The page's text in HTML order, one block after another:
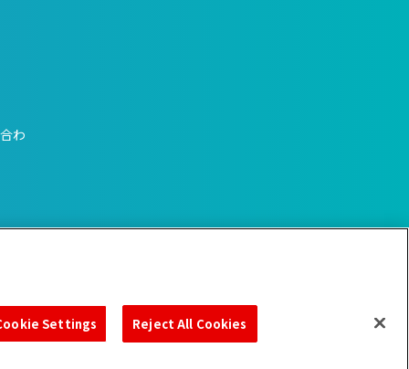
わ
Settings Reject All Cookies